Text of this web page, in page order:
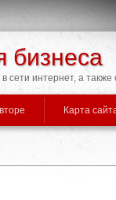
бизнеса
сети интернет, а
Карта